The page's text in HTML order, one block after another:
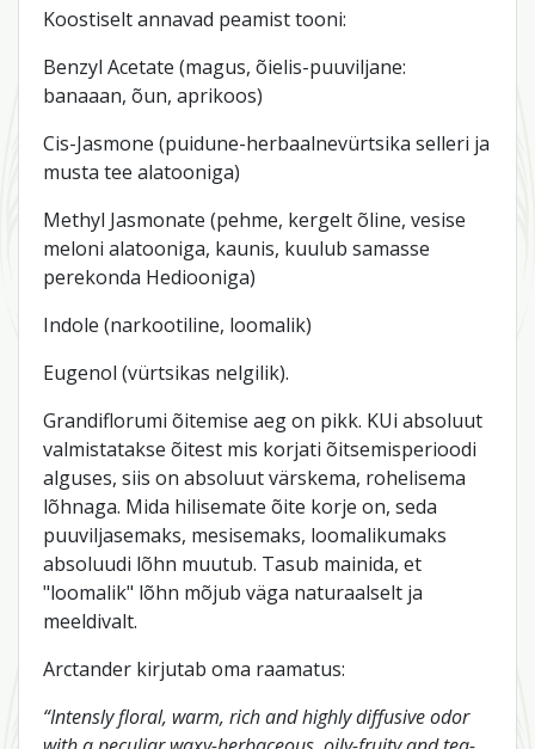
Koostiselt annavad peamist tooni:
Benzyl Acetate (magus, õielis-puuviljane:
banaaan, õun, aprikoos)
Cis-Jasmone (puidune-herbaalnevürtsika selleri ja
musta tee alatooniga)
Methyl Jasmonate (pehme, kergelt õline, vesise
meloni alatooniga, kaunis, kuulub samasse
perekonda Hediooniga)
Indole (narkootiline, loomalik)
Eugenol (vürtsikas nelgilik).
Grandiflorumi õitemise aeg on pikk. KUi absoluut
valmistatakse õitest mis korjati õitsemisperioodi
alguses, siis on absoluut värskema, rohelisema
lõhnaga. Mida hilisemate õite korje on, seda
puuviljasemaks, mesisemaks, loomalikumaks
absoluudi lõhn muutub. Tasub mainida, et
"loomalik" lõhn mõjub väga naturaalselt ja
meeldivalt.
Arctander kirjutab oma raamatus:
“Intensly floral, warm, rich and highly diffusive odor